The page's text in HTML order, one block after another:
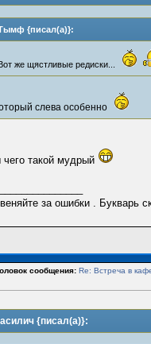
{писал(а)}:
же щястливые редиски...
слева особенно
чего такой мудрый
за ошибки . Букварь
сообщения: Re: Встреча в
{писал(а)}: